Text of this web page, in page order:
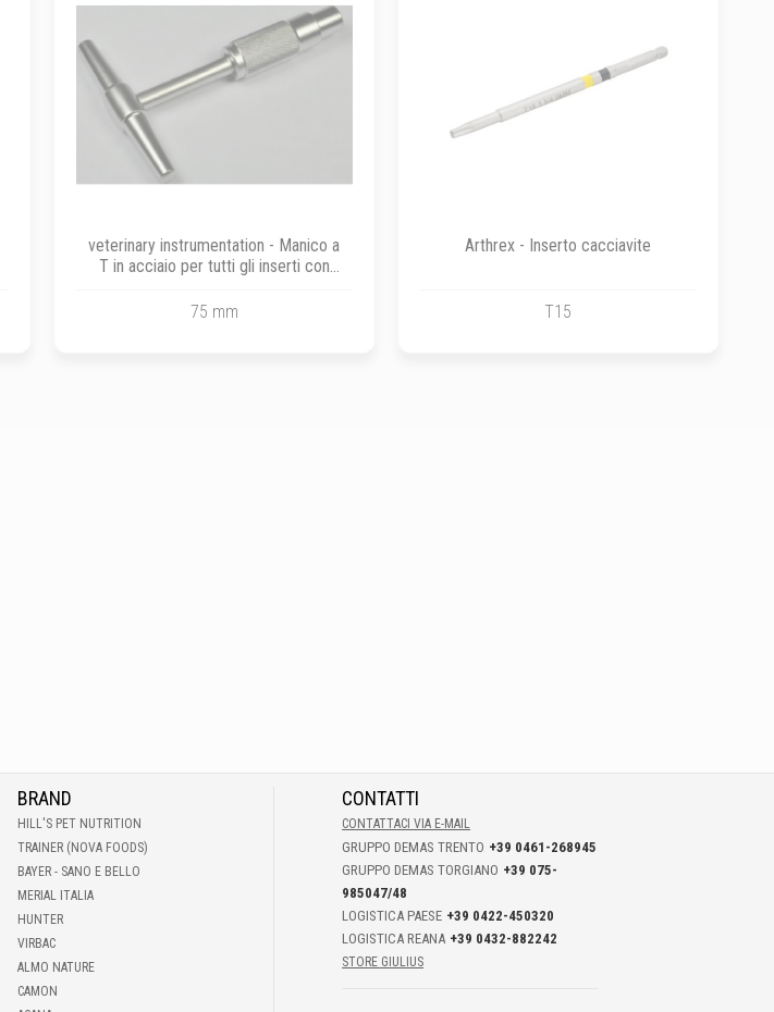
veterinary instrumentation - Manico a
T in acciaio per tutti gli inserti con
75 mm
Arthrex - Inserto cacciavite
T15
BRAND
HILL'S PET NUTRITION
TRAINER (NOVA FOODS)
BAYER - SANO E BELLO
MERIAL ITALIA
HUNTER
VIRBAC
ALMO NATURE
CAMON
CONTATTI
CONTATTACI VIA E-MAIL
GRUPPO DEMAS TRENTO +39 0461-268945
GRUPPO DEMAS TORGIANO +39 075-
985047/48
LOGISTICA PAESE +39 0422-450320
LOGISTICA REANA +39 0432-882242
STORE GIULIUS